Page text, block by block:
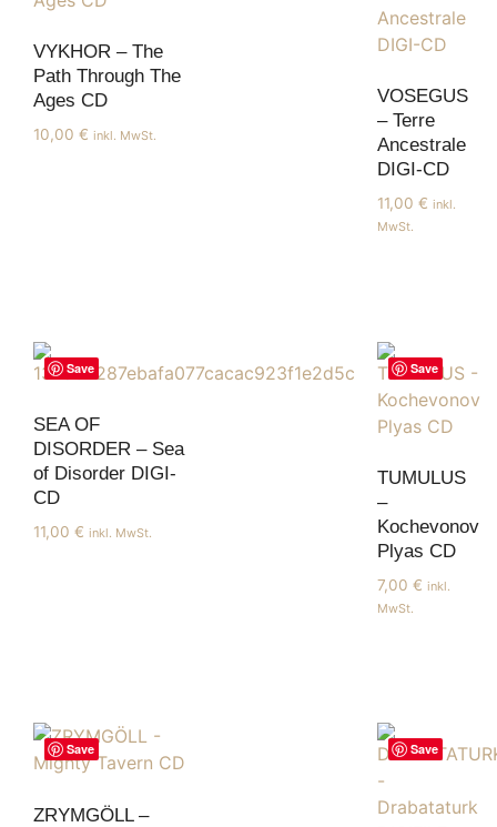
VYKHOR – The
Path Through The
Ages CD
10,00 € inkl. MwSt.
VOSEGUS
– Terre
Ancestrale
DIGI-CD
11,00 € inkl.
MwSt.
Save
SEA OF
DISORDER – Sea
of Disorder DIGI-
CD
11,00 € inkl. MwSt.
Save
TUMULUS
–
Kochevonov
Plyas CD
7,00 € inkl.
MwSt.
Save
ZRYMGÖLL –
Save